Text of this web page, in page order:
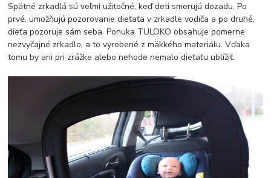
Spätné zrkadlá sú veľmi užitočné, keď deti smerujú dozadu. Po
prvé, umožňujú pozorovanie dieťaťa v zrkadle vodiča a po druhé,
dieťa pozoruje sám seba. Ponuka TULOKO obsahuje pomerne
nezvyčajné zrkadlo, a to vyrobené z mäkkého materiálu. Vďaka
tomu by ani pri zrážke alebo nehode nemalo dieťaťu ublížiť.